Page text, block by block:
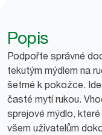
Popis
Podpořte správné
tekutým mýdlem na
šetrné k pokožce.
časté mytí rukou.
sprejové mýdlo,
všem uživatelům